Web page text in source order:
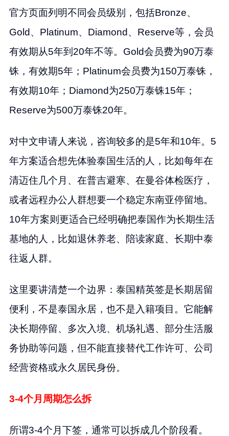
官方页面列明不同会员级别，包括Bronze、
Gold、Platinum、Diamond、Reserve等，会员
有效期从5年到20年不等。Gold会员费为90万泰
铢，有效期5年；Platinum会员费为150万泰铢，
有效期10年；Diamond为250万泰铢15年；
Reserve为500万泰铢20年。
对中文申请人来说，咨询较多的是5年和10年。5
年方案适合想先体验泰国生活的人，比如每年在
清迈住几个月、在普吉避寒、在曼谷体检医疗，
或者远程办公人群想要一个稳定东南亚停留地。
10年方案则更适合已经明确把泰国作为长期生活
基地的人，比如退休养老、陪读家庭、长期中泰
往返人群。
这里要讲清楚一个边界：泰国精英签是长期居留
便利，不是泰国永居，也不是入籍项目。它能解
决长期停留、多次入境、机场礼遇、部分生活服
务协助等问题，但不能直接替代工作许可、公司
经营资格或永久居民身份。
3-4个月周期怎么拆
所谓3-4个月下签，通常可以拆成几个阶段看。